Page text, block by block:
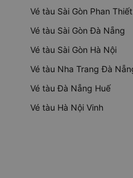
Vé tàu Sài Gòn Phan Thiết
Vé tàu Sài Gòn Đà Nẵng
Vé tàu Sài Gòn Hà Nội
Vé tàu Nha Trang Đà
Vé tàu Đà Nẵng Huế
Vé tàu Hà Nội Vinh